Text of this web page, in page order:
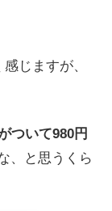
じますが、
ついて980円
、と思うくら